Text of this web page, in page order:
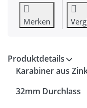
Merken
Produktdetails
Karabiner aus
32mm Durchlass